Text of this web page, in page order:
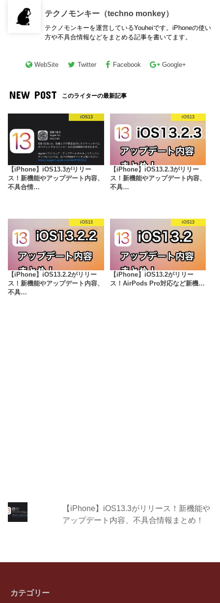
テクノモンキー（techno monkey）
テクノモンキーを運営しているYouheiです。iPhoneの使い
方や不具合情報などをまとめる記事を書いてます。
WebSite Twitter Facebook Google+
NEW POST このライターの最新記事
iOS13
【iPhone】iOS13.3がリリー
ス！新機能やアップデート内容、
不具合情…
iOS13
【iPhone】iOS13.2.3がリリー
ス！新機能やアップデート内容、
不具…
iOS13
【iPhone】iOS13.2.2がリリー
ス！新機能やアップデート内容、
不具…
iOS13
【iPhone】iOS13.2がリリー
ス！AirPods Pro対応など新機…
【iPhone】iOS13.3がリリース！新機能や
アップデート内容、不具合情報まとめ！
カテゴリー